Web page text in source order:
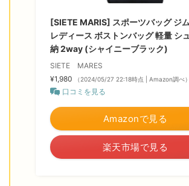
[SIETE MARIS] スポーツバッグ ジ
レディース ボストンバッグ 軽量 シ
納 2way (シャイニーブラック)
SIETE MARES
¥1,980
（2024/05/27 22:18時点 | Amazon調べ）
口コミを見る
Amazonで見る
楽天市場で見る